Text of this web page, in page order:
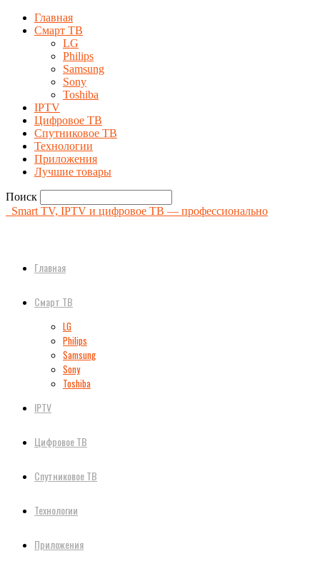
Главная
Смарт ТВ
LG
Philips
Samsung
Sony
Toshiba
IPTV
Цифровое ТВ
Спутниковое ТВ
Технологии
Приложения
Лучшие товары
Поиск
Smart TV, IPTV и цифровое ТВ — профессионально
Главная
Смарт ТВ
LG
Philips
Samsung
Sony
Toshiba
IPTV
Цифровое ТВ
Спутниковое ТВ
Технологии
Приложения